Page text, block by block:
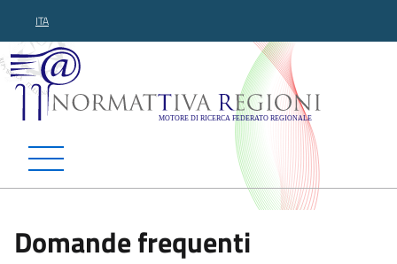
ITA
Normattiva Regioni -
Domande frequenti